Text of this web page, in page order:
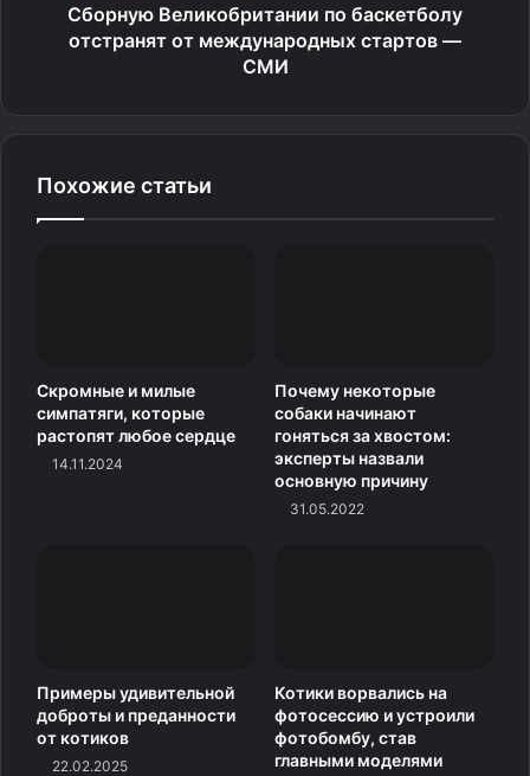
Сборную Великобритании по баскетболу
отстранят от международных стартов —
СМИ
Похожие статьи
Скромные и милые
симпатяги, которые
растопят любое сердце
14.11.2024
Почему некоторые
собаки начинают
гоняться за хвостом:
эксперты назвали
основную причину
31.05.2022
Примеры удивительной
доброты и преданности
от котиков
22.02.2025
Котики ворвались на
фотосессию и устроили
фотобомбу, став
главными моделями